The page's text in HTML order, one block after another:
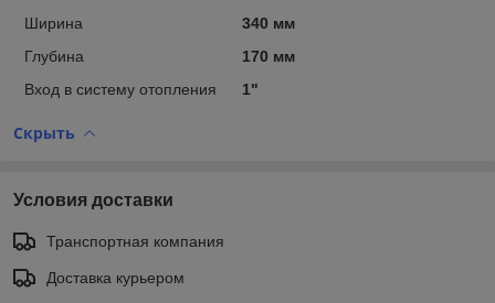
Ширина
340 мм
Глубина
170 мм
Вход в систему отопления
1"
Скрыть
Условия доставки
Транспортная компания
Доставка курьером